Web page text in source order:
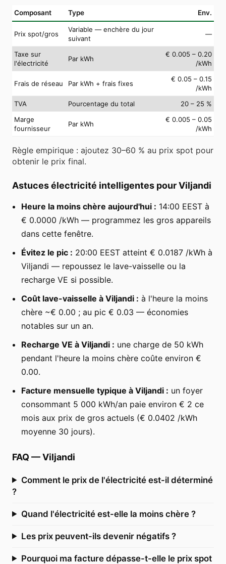
Composant Type Env.
Prix spot/gros
Variable — enchère du jour
suivant
—
Taxe sur
l'électricité
Par kWh
€ 0.005 – 0.20
/kWh
Frais de réseau Par kWh + frais fixes
€ 0.05 – 0.15
/kWh
TVA
Pourcentage du total
20 – 25 %
Marge
fournisseur
Par kWh
€ 0.005 – 0.05
/kWh
Règle empirique : ajoutez 30–60 % au prix spot pour
obtenir le prix final.
Astuces électricité intelligentes pour Viljandi
Heure la moins chère aujourd'hui : 14:00 EEST à
€ 0.0000 /kWh — programmez les gros appareils
dans cette fenêtre.
Évitez le pic : 20:00 EEST atteint € 0.0187 /kWh à
Viljandi — repoussez le lave-vaisselle ou la
recharge VE si possible.
Coût lave-vaisselle à Viljandi : à l'heure la moins
chère ~€ 0.00 ; au pic € 0.03 — économies
notables sur un an.
Recharge VE à Viljandi : une charge de 50 kWh
pendant l'heure la moins chère coûte environ €
0.00.
Facture mensuelle typique à Viljandi : un foyer
consommant 5 000 kWh/an paie environ € 2 ce
mois aux prix de gros actuels (€ 0.0402 /kWh
moyenne 30 jours).
FAQ —Viljandi
Comment le prix de l'électricité est-il déterminé
?
Quand l'électricité est-elle la moins chère ?
Les prix peuvent-ils devenir négatifs ?
Pourquoi ma facture dépasse-t-elle le prix spot